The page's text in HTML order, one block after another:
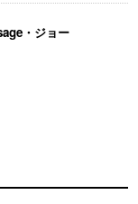
・ジョー